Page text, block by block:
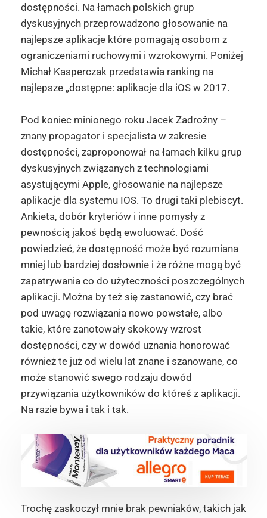
dostępności. Na łamach polskich grup
dyskusyjnych przeprowadzono głosowanie na
najlepsze aplikacje które pomagają osobom z
ograniczeniami ruchowymi i wzrokowymi. Poniżej
Michał Kasperczak przedstawia ranking na
najlepsze „dostępne: aplikacje dla iOS w 2017.
Pod koniec minionego roku Jacek Zadrożny –
znany propagator i specjalista w zakresie
dostępności, zaproponował na łamach kilku grup
dyskusyjnych związanych z technologiami
asystującymi Apple, głosowanie na najlepsze
aplikacje dla systemu IOS. To drugi taki plebiscyt.
Ankieta, dobór kryteriów i inne pomysły z
pewnością jakoś będą ewoluować. Dość
powiedzieć, że dostępność może być rozumiana
mniej lub bardziej dosłownie i że różne mogą być
zapatrywania co do użyteczności poszczególnych
aplikacji. Można by też się zastanowić, czy brać
pod uwagę rozwiązania nowo powstałe, albo
takie, które zanotowały skokowy wzrost
dostępności, czy w dowód uznania honorować
również te już od wielu lat znane i szanowane, co
może stanowić swego rodzaju dowód
przywiązania użytkowników do któreś z aplikacji.
Na razie bywa i tak i tak.
Trochę zaskoczył mnie brak pewniaków, takich jak